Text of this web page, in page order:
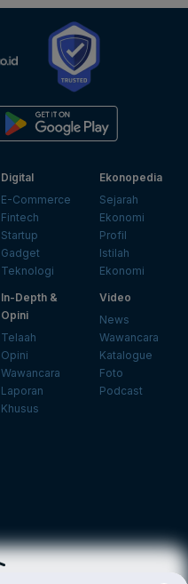
Digital
E-Commerce
Fintech
Startup
Gadget
Teknologi
Ekonopedia
Sejarah
Ekonomi
Profil
Istilah
Ekonomi
In-Depth &
Opini
Telaah
Opini
Wawancara
Laporan
Khusus
Video
News
Wawancara
Katalogue
Foto
Podcast